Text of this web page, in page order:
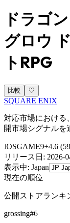
ドラゴ
グロウ
トRPG
比較 ♡
SQUARE ENIX
対応市場における
開市場シグナルを
IOSGAME9+4.6 (
リリース日 : 2026-
表示中: Japan
現在の順位
公開ストアランキ
grossing#6